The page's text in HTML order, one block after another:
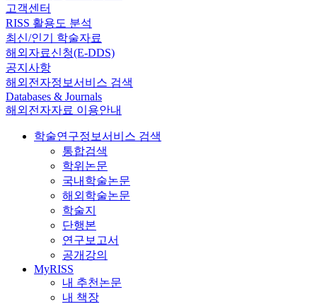
고객센터
RISS 활용도 분석
최신/인기 학술자료
해외자료신청(E-DDS)
공지사항
해외전자정보서비스 검색
Databases & Journals
해외전자자료 이용안내
학술연구정보서비스 검색
통합검색
학위논문
국내학술논문
해외학술논문
학술지
단행본
연구보고서
공개강의
MyRISS
내 추천논문
내 책장